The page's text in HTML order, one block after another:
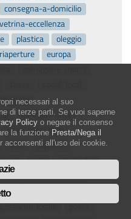
consegna-a-domicilio
vetrina-eccellenza
plastica
oleggio
riaperture
europa
isi-inail
ncc
ebap-contributo
sibo
capittini
arte
gelato-day
locale
poste
necessari al suo
di terze parti. Se vuoi saperne
Policy o negare il consenso
la funzione Presta/Nega il
acconsenti all'uso dei cookie.